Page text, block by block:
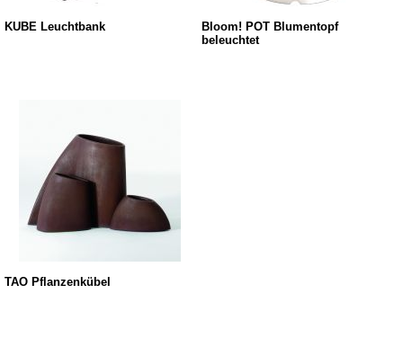
KUBE Leuchtbank
Bloom! POT Blumentopf
beleuchtet
TAO Pflanzenkübel